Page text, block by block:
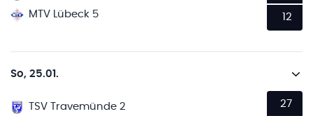
MTV Lübeck 5
12
So, 25.01.
TSV Travemünde 2
27